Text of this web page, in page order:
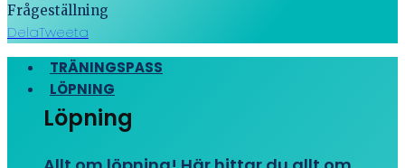
Frågeställning
DelaTweeta
TRÄNINGSPASS
LÖPNING
Löpning